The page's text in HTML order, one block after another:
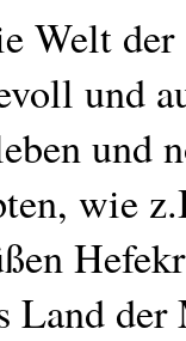
Welt
und
und
wie
der